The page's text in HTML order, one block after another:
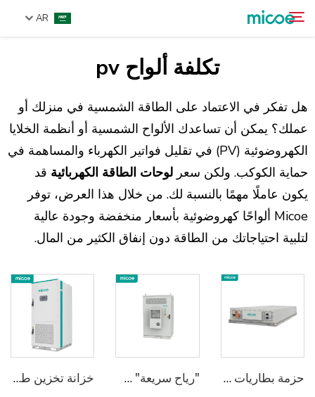
AR
المنتجات
حل
الدعم والخدمات
مركز الإعلام
اتصل بنا
ابحث
تكلفة ألواح pv
هل تفكر في الاعتماد على الطاقة الشمسية في منزلك أو
عملك؟ يمكن أن تساعدك الألواح الشمسية أو أنظمة الخلايا
الكهروضوئية (PV) في تقليل فواتير الكهرباء والمساهمة في
حماية الكوكب. ولكن سعر لوحات الطاقة الكهربائية قد
يكون عاملًا مهمًا بالنسبة لك. من خلال هذا العرض، توفر
Micoe ألواحًا كهروضوئية بأسعار منخفضة وجودة عالية
لتلبية احتياجاتك من الطاقة دون إنفاق الكثير من المال.
حزمة بطاريات تخزين طاقة سلسلة البرودة السائلة 1P48S/1P52S حزمة بطارية مع حماية كاملة IP67 | نطاق درجة حرارة واسع مع التحكم الذكي في درجة الحرارة | تخزين طاقة صناعي معياري "رياح سريعة" سلسلة خزائن ذكية مبردة هواء لتخزين الطاقة سعة 48 كيلو واط ساعة / 100 كيلو واط ساعة | تخزين طاقة صناعي وتجاري مرنة | تبديل seemless خلال ملي ثانية | حماية نواة مناخية كاملة خزانة تخزين طاقة التبريد بالسوائل